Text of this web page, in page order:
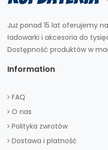
Już ponad 15 lat oferujemy
ładowarki i akcesoria do
Dostępność produktów w
Information
FAQ
O nas
Polityka zwrotów
Dostawa i płatność